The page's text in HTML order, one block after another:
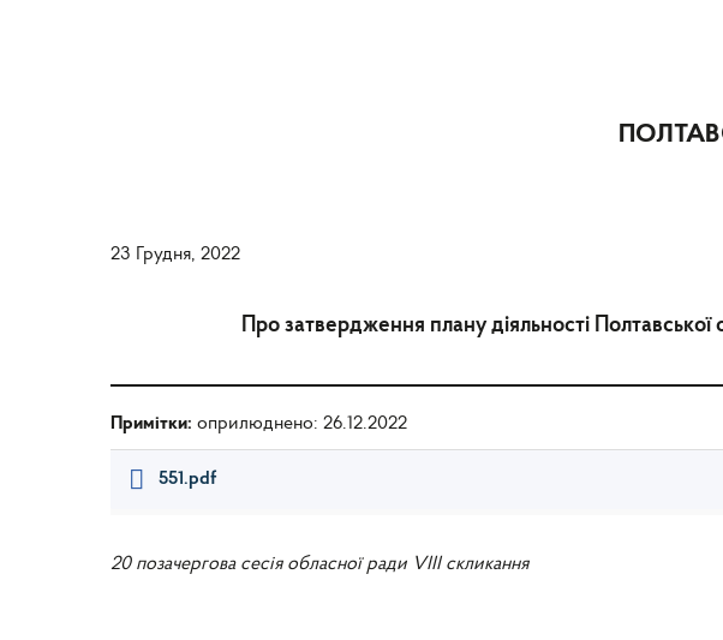
23 Грудня, 2022
Про затвердження плану діяльності Полтавської
Примітки: оприлюднено: 26.12.2022
551.pdf
20 позачергова сесія обласної ради VIII скликання